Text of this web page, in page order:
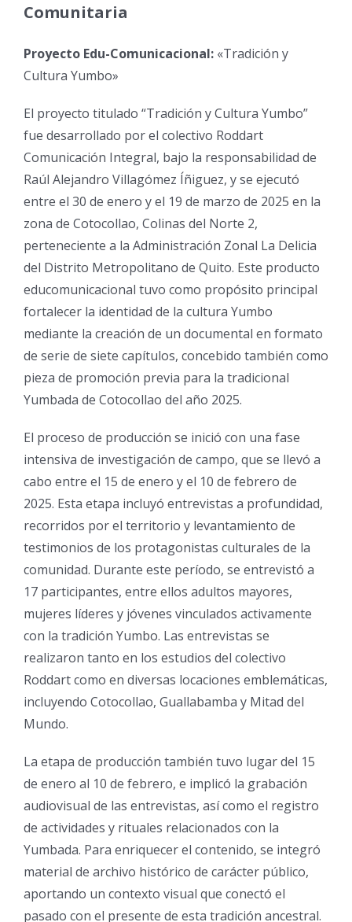
Comunitaria
Proyecto Edu-Comunicacional: «Tradición y
Cultura Yumbo»
El proyecto titulado “Tradición y Cultura Yumbo”
fue desarrollado por el colectivo Roddart
Comunicación Integral, bajo la responsabilidad de
Raúl Alejandro Villagómez Íñiguez, y se ejecutó
entre el 30 de enero y el 19 de marzo de 2025 en la
zona de Cotocollao, Colinas del Norte 2,
perteneciente a la Administración Zonal La Delicia
del Distrito Metropolitano de Quito. Este producto
educomunicacional tuvo como propósito principal
fortalecer la identidad de la cultura Yumbo
mediante la creación de un documental en formato
de serie de siete capítulos, concebido también como
pieza de promoción previa para la tradicional
Yumbada de Cotocollao del año 2025.
El proceso de producción se inició con una fase
intensiva de investigación de campo, que se llevó a
cabo entre el 15 de enero y el 10 de febrero de
2025. Esta etapa incluyó entrevistas a profundidad,
recorridos por el territorio y levantamiento de
testimonios de los protagonistas culturales de la
comunidad. Durante este período, se entrevistó a
17 participantes, entre ellos adultos mayores,
mujeres líderes y jóvenes vinculados activamente
con la tradición Yumbo. Las entrevistas se
realizaron tanto en los estudios del colectivo
Roddart como en diversas locaciones emblemáticas,
incluyendo Cotocollao, Guallabamba y Mitad del
Mundo.
La etapa de producción también tuvo lugar del 15
de enero al 10 de febrero, e implicó la grabación
audiovisual de las entrevistas, así como el registro
de actividades y rituales relacionados con la
Yumbada. Para enriquecer el contenido, se integró
material de archivo histórico de carácter público,
aportando un contexto visual que conectó el
pasado con el presente de esta tradición ancestral.